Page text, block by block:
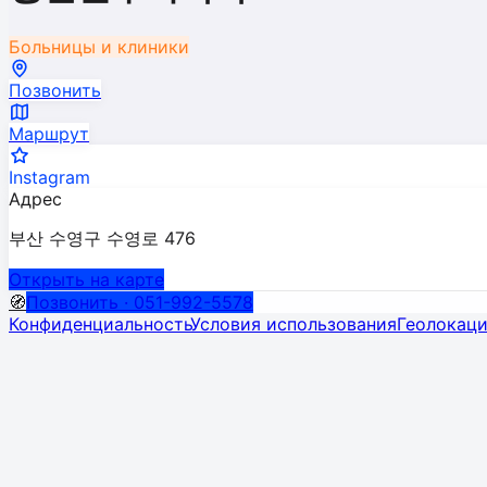
Больницы и клиники
Позвонить
Маршрут
Instagram
Адрес
부산 수영구 수영로 476
Открыть на карте
🧭Позвонить · 051-992-5578
КонфиденциальностьУсловия использования